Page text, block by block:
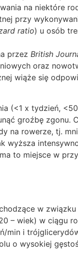
na niektóre
przy
ratio) u osób
przez British
oraz
wiąże się
(<1 x tydzień,
groźbę zgonu.
na rowerze, tj.
wyższa
to miejsce w
w
– wiek) w ciągu
min i
o wysokiej